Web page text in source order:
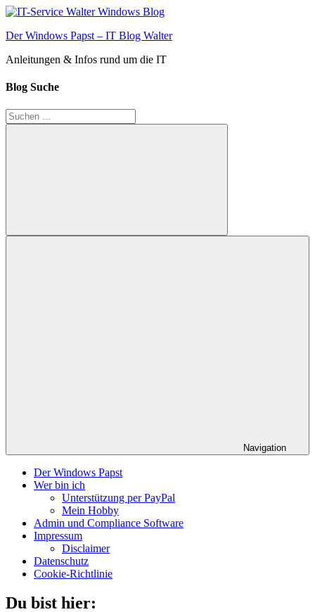
Zum
springen
Der Windows Papst – IT Blog Walter
Anleitungen & Infos rund um die IT
Blog Suche
Suchen
nach:
Suchen
Navigation
Der Windows Papst
Wer bin ich
Unterstützung per PayPal
Mein Hobby
Admin und Compliance Software
Impressum
Disclaimer
Datenschutz
Cookie-Richtlinie
Du bist hier: